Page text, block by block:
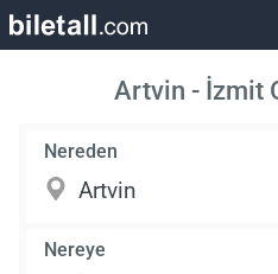
Artvin - İzmit
Nereden
Nereye